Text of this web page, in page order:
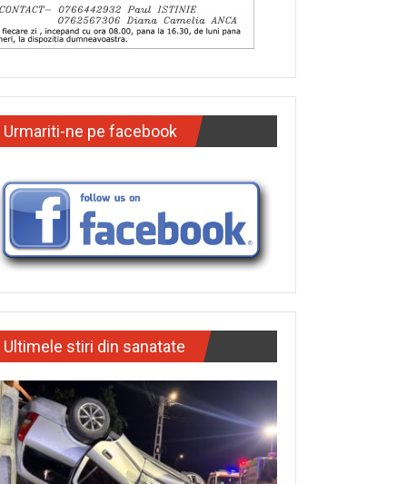
Urmariti-ne pe facebook
Ultimele stiri din sanatate